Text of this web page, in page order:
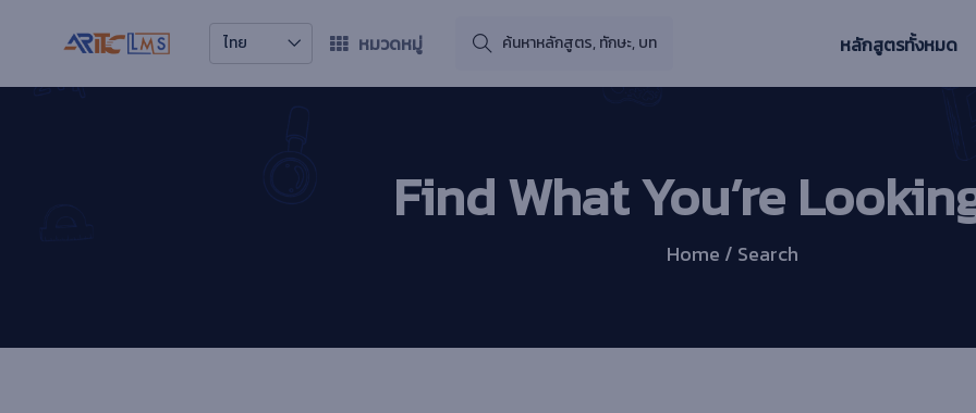
ไทย หมวดหมู่ หลักสูตรทั้งหมด
Find What You’re
Home / Search